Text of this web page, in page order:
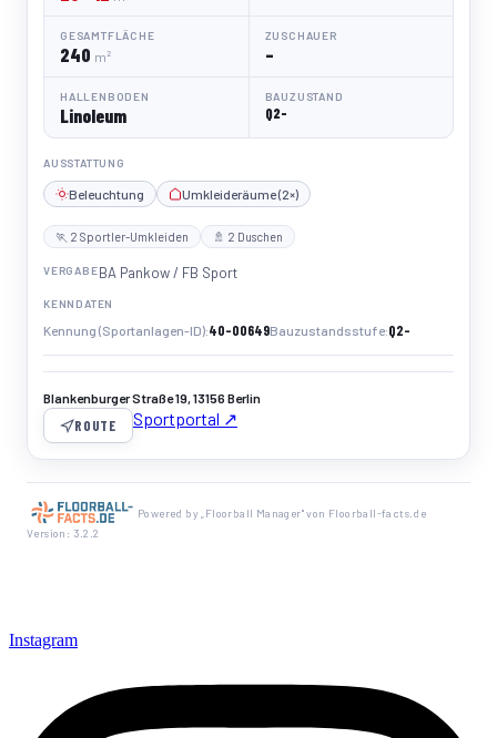
GESAMTFLÄCHE
240 m²
ZUSCHAUER
–
HALLENBODEN
Linoleum
BAUZUSTAND
Q2-
AUSSTATTUNG
Beleuchtung Umkleideräume (2×)
🏃 2 Sportler-Umkleiden 🚿 2 Duschen
VERGABEBA Pankow / FB Sport
KENNDATEN
Kennung (Sportanlagen-ID) 40-00649Bauzustandsstufe Q2-
Blankenburger Straße 19, 13156 Berlin
ROUTE Sportportal ↗
Powered by „Floorball Manager" von Floorball-facts.de
Version: 3.2.2
Instagram